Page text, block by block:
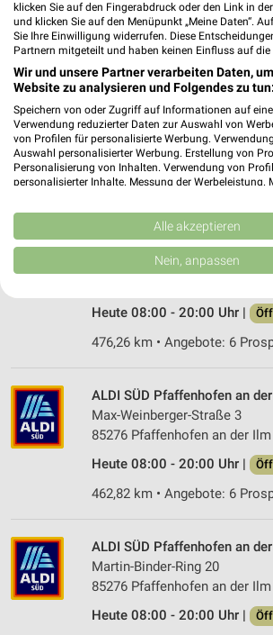
Heute 08:00 - 20:00 Uhr |
491,32 km • Angebote: 6
ALDI SÜD Ismaning
Osterfeldstraße 41
85737 Ismaning
Heute 07:00 - 20:00 Uhr |
492,24 km • Angebote: 6
ALDI SÜD Petershausen
Gewerbering 1
Heute 08:00 - 20:00 Uhr |
476,26 km • Angebote: 6
ALDI SÜD Pfaffenhofen an
Max-Weinberger-Straße 3
85276 Pfaffenhofen an der Ilm
Heute 08:00 - 20:00 Uhr |
462,82 km • Angebote: 6
ALDI SÜD Pfaffenhofen an
Martin-Binder-Ring 20
85276 Pfaffenhofen an der Ilm
Heute 08:00 - 20:00 Uhr |
klicken Sie auf den Fingerabdruck oder den Link in
und klicken Sie auf den Menüpunkt „Meine Daten“.
Sie Ihre Einwilligung widerrufen. Diese
Partnern mitgeteilt und haben keinen Einfluss auf die
Wir und unsere Partner verarbeiten Daten,
Website zu analysieren und Folgendes zu tun:
Speichern von oder Zugriff auf Informationen auf
Verwendung reduzierter Daten zur Auswahl von
von Profilen für personalisierte Werbung.
Auswahl personalisierter Werbung. Erstellung von
Personalisierung von Inhalten. Verwendung von
personalisierter Inhalte. Messung der Werbeleistung.
Kombinationen von Daten aus verschiedenen
Verbesserung der Angebote. Verwendung reduzierter
von Inhalten.
Daten können außerhalb der Europäischen Union
USA gesendet werden.
Website/App.
Wir nutzen Ihre Daten für folgende Zwecke:
Speichern von oder Zugriff auf
auf einem Endgerät
Verwendung reduzierter Daten zur Auswahl
Werbeanzeigen
Erstellung von Profilen für personalisierte
Verwendung von Profilen zur Auswahl
personalisierter Werbung
Erstellung von Profilen zur
von Inhalten
Alle akzeptieren
Nein, anpassen